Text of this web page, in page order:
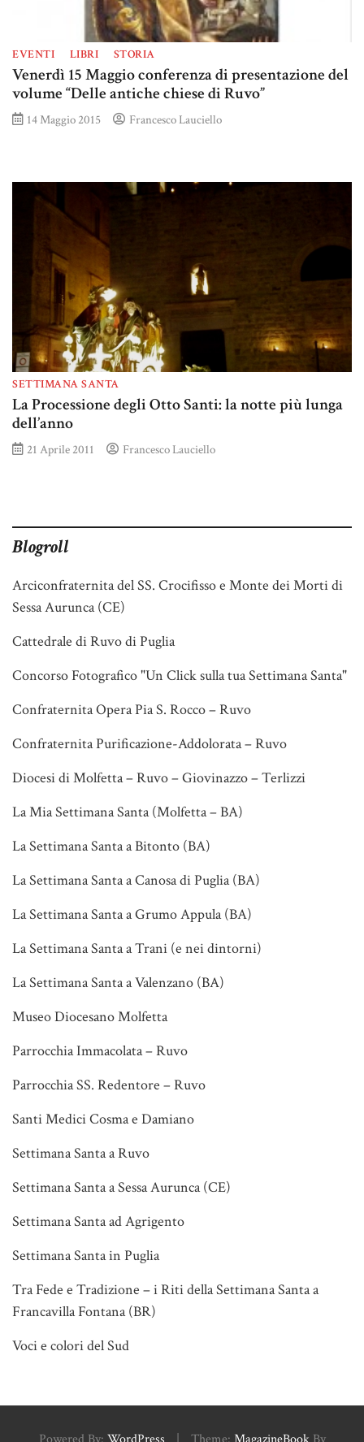
EVENTI LIBRI STORIA
Venerdì 15 Maggio conferenza di presentazione del
volume “Delle antiche chiese di Ruvo”
14 Maggio 2015 Francesco Lauciello
SETTIMANA SANTA
La Processione degli Otto Santi: la notte più lunga
dell’anno
21 Aprile 2011 Francesco Lauciello
Blogroll
Arciconfraternita del SS. Crocifisso e Monte dei Morti di
Sessa Aurunca (CE)
Cattedrale di Ruvo di Puglia
Concorso Fotografico "Un Click sulla tua Settimana Santa"
Confraternita Opera Pia S. Rocco – Ruvo
Confraternita Purificazione-Addolorata – Ruvo
Diocesi di Molfetta – Ruvo – Giovinazzo – Terlizzi
La Mia Settimana Santa (Molfetta – BA)
La Settimana Santa a Bitonto (BA)
La Settimana Santa a Canosa di Puglia (BA)
La Settimana Santa a Grumo Appula (BA)
La Settimana Santa a Trani (e nei dintorni)
La Settimana Santa a Valenzano (BA)
Museo Diocesano Molfetta
Parrocchia Immacolata – Ruvo
Parrocchia SS. Redentore – Ruvo
Santi Medici Cosma e Damiano
Settimana Santa a Ruvo
Settimana Santa a Sessa Aurunca (CE)
Settimana Santa ad Agrigento
Settimana Santa in Puglia
Tra Fede e Tradizione – i Riti della Settimana Santa a
Francavilla Fontana (BR)
Voci e colori del Sud